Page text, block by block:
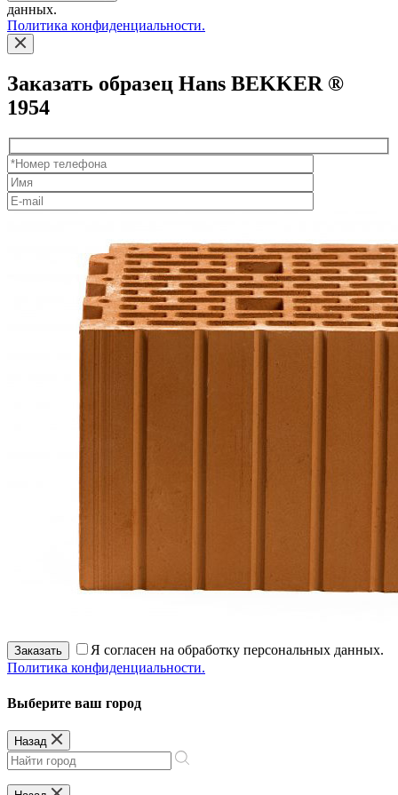
данных.
Политика конфиденциальности.
Заказать образец Hans BEKKER ®
1954
Заказать
Я согласен на обработку персональных данных.
Политика конфиденциальности.
Выберите ваш город
Назад